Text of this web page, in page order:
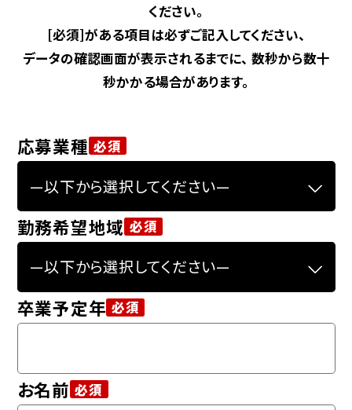
企業サイトに戻る
ください。
[必須]がある項目は必ずご記入してください、
データの確認画面が表示されるまでに、 数秒から数十
秒かかる場合があります。
応募業種 必須
勤務希望地域 必須
卒業予定年 必須
お名前 必須